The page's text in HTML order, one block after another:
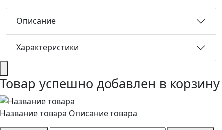
Описание
Характеристики
Товар успешно добавлен в корзину
Название товара Описание товара